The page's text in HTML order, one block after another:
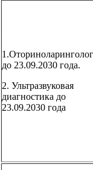
до 23.09.2030 года.
2. Ультразвуковая
диагностика до
23.09.2030 года